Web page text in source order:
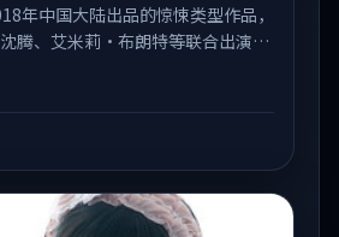
年中国大陆出品的惊悚类型作品，
腾、艾米莉·布朗特等联合出演。
奏推进中展开，兼具叙事张力与视
产在线观看、热播国产剧与院线佳